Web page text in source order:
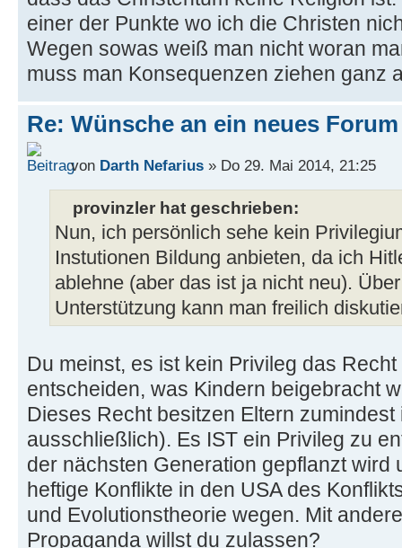
einer der Punkte wo ich die Christen
Wegen sowas weiß man nicht woran
muss man Konsequenzen ziehen ganz
Re: Wünsche an ein neues Forum
von Darth Nefarius » Do 29. Mai 2014, 21:25
provinzler hat geschrieben:
Nun, ich persönlich sehe kein
Instutionen Bildung anbieten, da ich
ablehne (aber das ist ja nicht neu).
Unterstützung kann man freilich
Du meinst, es ist kein Privileg das
entscheiden, was Kindern beigebracht
Dieses Recht besitzen Eltern
ausschließlich). Es IST ein Privileg zu
der nächsten Generation gepflanzt wird
heftige Konflikte in den USA des
und Evolutionstheorie wegen. Mit
Propaganda willst du zulassen?